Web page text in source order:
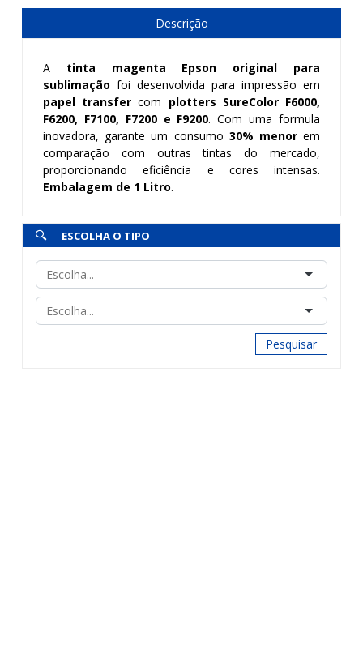
Descrição
A tinta magenta Epson original para
sublimação foi desenvolvida para impressão em
papel transfer com plotters SureColor F6000,
F6200, F7100, F7200 e F9200. Com uma formula
inovadora, garante um consumo 30% menorem
comparação com outras tintas do mercado,
proporcionando eficiência e cores intensas.
Embalagem de 1 Litro.
ESCOLHA O TIPO
Pesquisar